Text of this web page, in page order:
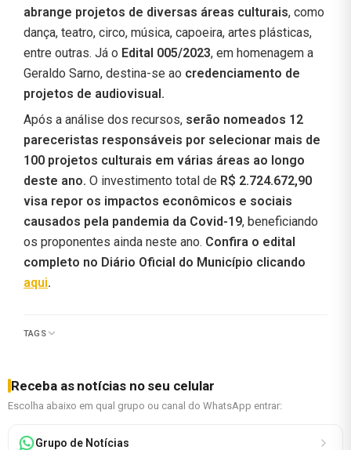
abrange projetos de diversas áreas culturais, como
dança, teatro, circo, música, capoeira, artes plásticas,
entre outras. Já o Edital 005/2023, em homenagem a
Geraldo Sarno, destina-se ao credenciamento de
projetos de audiovisual.
Após a análise dos recursos, serão nomeados 12
pareceristas responsáveis por selecionar mais de
100 projetos culturais em várias áreas ao longo
deste ano. O investimento total de R$ 2.724.672,90
visa repor os impactos econômicos e sociais
causados pela pandemia da Covid-19, beneficiando
os proponentes ainda neste ano. Confira o edital
completo no Diário Oficial do Município clicando
aqui.
TAGS
Receba as notícias no seu celular
Escolha abaixo em qual grupo ou canal do WhatsApp entrar:
Grupo de Notícias